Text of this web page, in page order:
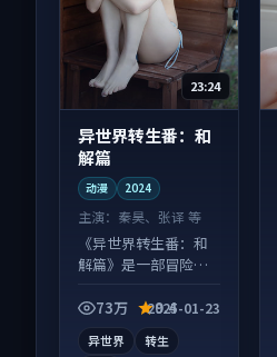
23:24
异世界转生番：和
解篇
动漫 2024
主演： 秦昊、张译 等
《异世界转生番：和
解篇》是一部冒险向
度高，适合配弹幕观
73万 9.4
2025-01-23
异世界
转生